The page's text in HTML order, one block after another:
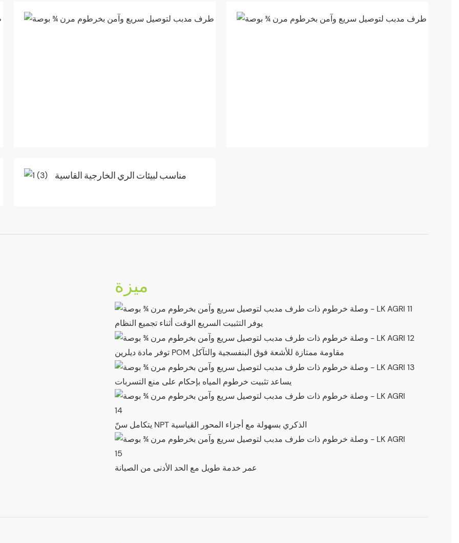
مصمم
مصنوع
مناسب لبيئات الري الخارجية القاسية
ميزة
يوفر التثبيت السريع الوقت أثناء تجميع النظام
توفر مادة ديلرين POM مقاومة ممتازة للأشعة فوق البنفسجية والتآكل
يساعد تثبيت خرطوم المياه بإحكام على منع التسربات
يتكامل سنّ NPT الذكري بسهولة مع أجزاء المحور القياسية
عمر خدمة طويل مع الحد الأدنى من الصيانة